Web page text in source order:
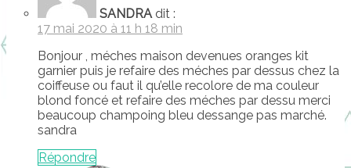
SANDRA dit :
17 mai 2020 à 11 h 18 min
Bonjour , méches maison devenues oranges kit
garnier puis je refaire des méches par dessus chez la
coiffeuse ou faut il qu’elle recolore de ma couleur
blond foncé et refaire des méches par dessu merci
beaucoup champoing bleu dessange pas marché.
sandra
Répondre